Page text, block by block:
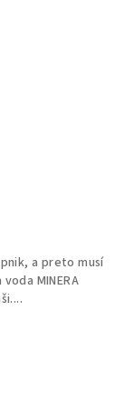
a preto musí
MINERA